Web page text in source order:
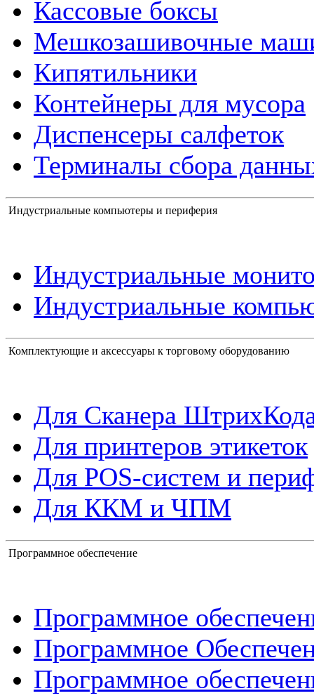
Кассовые боксы
Мешкозашивочные
Кипятильники
Контейнеры для мусора
Диспенсеры салфеток
Терминалы сбора
Индустриальные компьютеры и периферия
Индустриальные
Индустриальные
Комплектующие и аксессуары к торговому оборудованию
Для Сканера
Для принтеров этикеток
Для POS-систем и
Для ККМ и ЧПМ
Программное обеспечение
Программное
Программное
Программное